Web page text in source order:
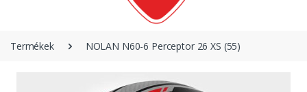
Termékek NOLAN N60-6 Perceptor 26 XS (55)